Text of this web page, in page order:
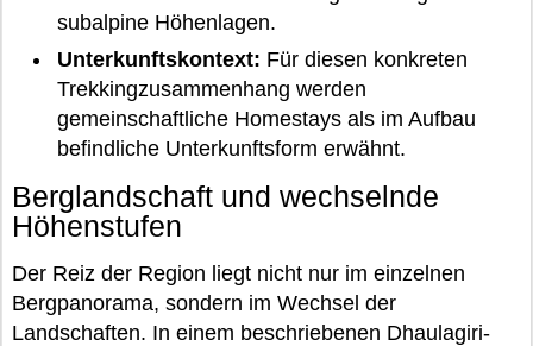
subalpine Höhenlagen.
Unterkunftskontext: Für diesen konkreten
Trekkingzusammenhang werden
gemeinschaftliche Homestays als im Aufbau
befindliche Unterkunftsform erwähnt.
Berglandschaft und wechselnde
Höhenstufen
Der Reiz der Region liegt nicht nur im einzelnen
Bergpanorama, sondern im Wechsel der
Landschaften. In einem beschriebenen Dhaulagiri-